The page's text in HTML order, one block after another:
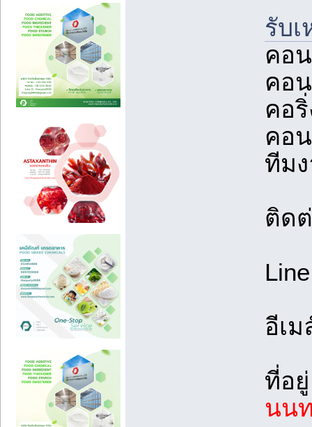
รับ
คอ
คอ
คอ
คอ
ทีม
ติด
อีเ
ที่อ
นน